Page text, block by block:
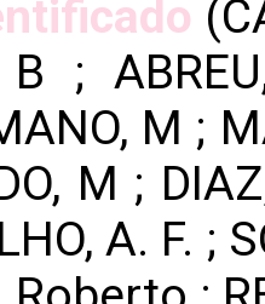
B ;
M ;
M ;
A. F. ;